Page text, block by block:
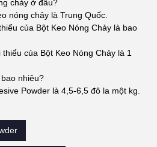
chảy ở đâu?
nóng chảy là Trung Quốc.
của Bột Keo Nóng Chảy là bao
của Bột Keo Nóng Chảy là 1
nhiêu?
Powder là 4,5-6,5 đô la một kg.